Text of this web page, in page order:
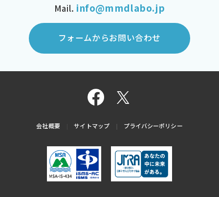
Mail. info@mmdlabo.jp
フォームからお問い合わせ
会社概要 サイトマップ プライバシーポリシー